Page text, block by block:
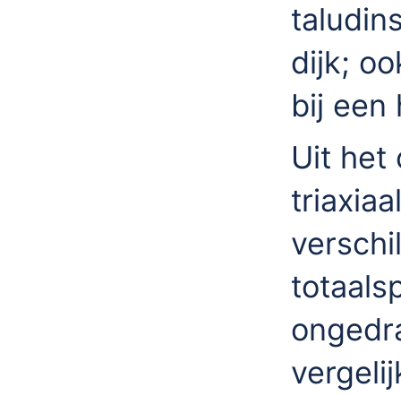
dijk;
bij een
Uit het